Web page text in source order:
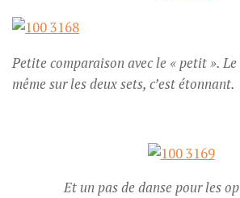
Petite comparaison avec le « petit ». Le
même sur les deux sets, c’est étonnant.
Et un pas de danse pour les